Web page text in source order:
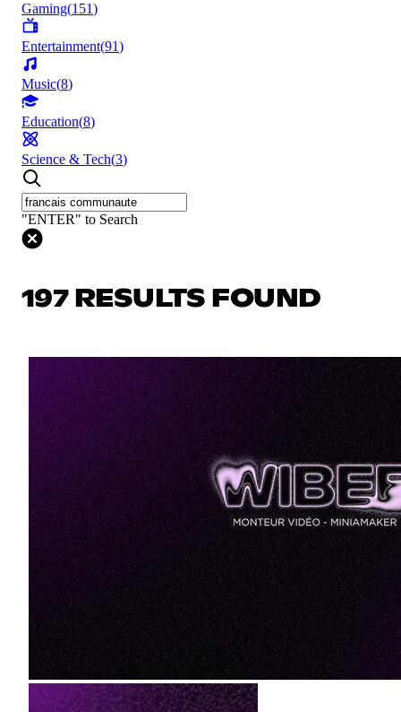
Gaming(151)
Entertainment(91)
Music(8)
Education(8)
Science & Tech(3)
"ENTER" to Search
197 RESULTS FOUND